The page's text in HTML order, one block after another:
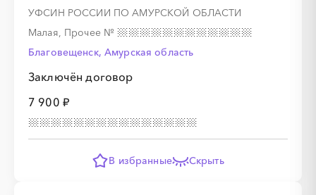
УФСИН РОССИИ ПО АМУРСКОЙ ОБЛАСТИ
Малая, Прочее №
Благовещенск, Амурская область
Заключён договор
7 900 ₽
В избранные Скрыть